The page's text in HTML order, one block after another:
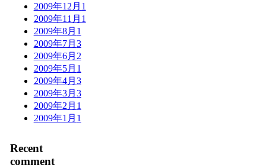
2009年12月 1
2009年11月 1
2009年8月 1
2009年7月 3
2009年6月 2
2009年5月 1
2009年4月 3
2009年3月 3
2009年2月 1
2009年1月 1
Recent
comment